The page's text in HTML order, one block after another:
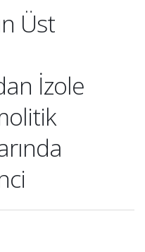
Üst
İzole